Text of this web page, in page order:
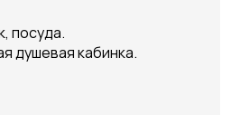
посуда.
душевая кабинка.